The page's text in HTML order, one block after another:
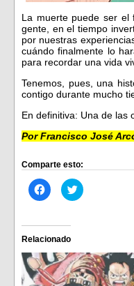
La muerte puede ser
gente, en el tiempo
por nuestras
cuándo finalmente lo
para recordar una vida
Tenemos, pues, una
contigo durante mucho
En definitiva: Una de las
Por Francisco José
Comparte esto:
Haz
clic
Facebook
(Se
abre
en
una
ventana
nueva)
Haz
clic
en
una
ventana
nueva)
Relacionado